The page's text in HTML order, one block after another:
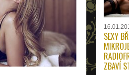
SEXY
ZBAVÍ